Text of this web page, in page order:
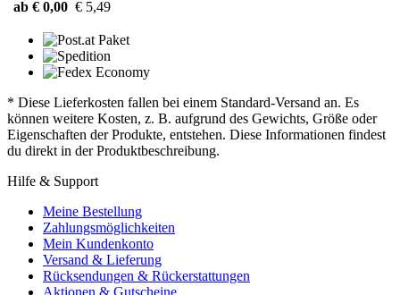
ab € 0,00 € 5,49
* Diese Lieferkosten fallen bei einem Standard-Versand an. Es
können weitere Kosten, z. B. aufgrund des Gewichts, Größe oder
Eigenschaften der Produkte, entstehen. Diese Informationen findest
du direkt in der Produktbeschreibung.
Hilfe & Support
Meine Bestellung
Zahlungsmöglichkeiten
Mein Kundenkonto
Versand & Lieferung
Rücksendungen & Rückerstattungen